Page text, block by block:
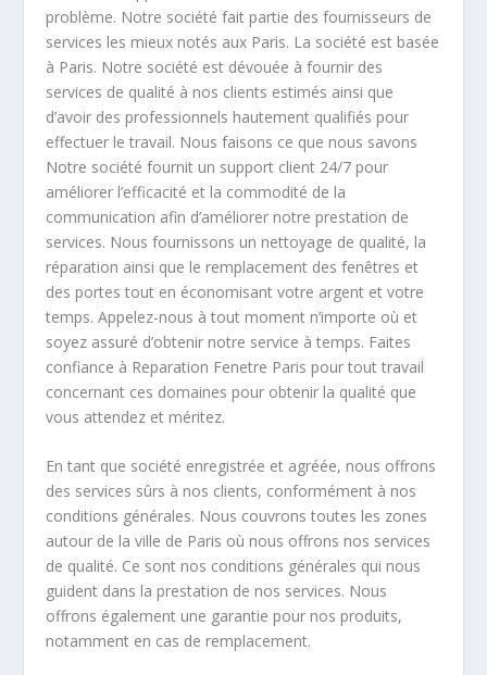
problème. Notre société fait partie des fournisseurs de
services les mieux notés aux Paris. La société est basée
à Paris. Notre société est dévouée à fournir des
services de qualité à nos clients estimés ainsi que
d’avoir des professionnels hautement qualifiés pour
effectuer le travail. Nous faisons ce que nous savons
Notre société fournit un support client 24/7 pour
améliorer l’efficacité et la commodité de la
communication afin d’améliorer notre prestation de
services. Nous fournissons un nettoyage de qualité, la
réparation ainsi que le remplacement des fenêtres et
des portes tout en économisant votre argent et votre
temps. Appelez-nous à tout moment n’importe où et
soyez assuré d’obtenir notre service à temps. Faites
confiance à Reparation Fenetre Paris pour tout travail
concernant ces domaines pour obtenir la qualité que
vous attendez et méritez.
En tant que société enregistrée et agréée, nous offrons
des services sûrs à nos clients, conformément à nos
conditions générales. Nous couvrons toutes les zones
autour de la ville de Paris où nous offrons nos services
de qualité. Ce sont nos conditions générales qui nous
guident dans la prestation de nos services. Nous
offrons également une garantie pour nos produits,
notamment en cas de remplacement.